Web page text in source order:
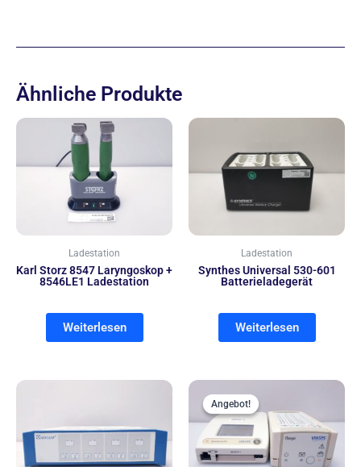
Ähnliche Produkte
Ladestation
Karl Storz 8547 Laryngoskop +
8546LE1 Ladestation
Weiterlesen
Ladestation
Synthes Universal 530-601
Batterieladegerät
Weiterlesen
Angebot!
Angebot!
Preis
war:
610,00 €
ist: